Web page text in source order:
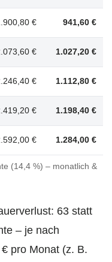
(14,4 %) – monatlich &
€ 941,60 €
€ 1.027,20 €
€ 1.112,80 €
€ 1.198,40 €
€ 1.284,00 €
63 statt
– je nach
pro Monat (z. B.